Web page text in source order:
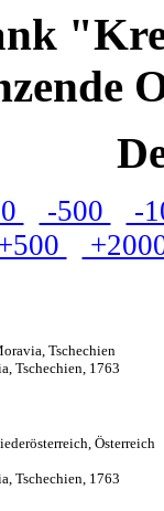
-500
-
Tschechien
Tschechien, 1763
Österreich
Tschechien, 1763